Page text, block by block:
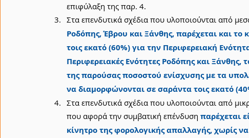
επιφύλαξη της παρ. 4.
Στα επενδυτικά σχέδια που υλοποιούνται από
Ροδόπης, Έβρου και Ξάνθης, παρέχεται και το
τοις εκατό (60%) για την Περιφερειακή
Περιφερειακές Ενότητες Ροδόπης και Ξάνθης,
της παρούσας ποσοστού ενίσχυσης με τα
να διαμορφώνονται σε σαράντα τοις εκατό
Στα επενδυτικά σχέδια που υλοποιούνται από
που αφορά την συμβατική επένδυση παρέχεται
κίνητρο της φορολογικής απαλλαγής, χωρίς